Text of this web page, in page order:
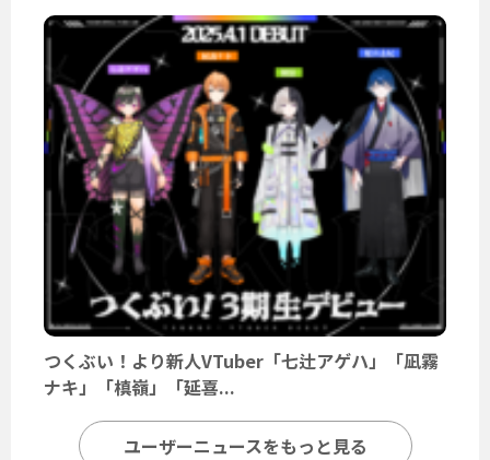
つくぶい！より新人VTuber「七辻アゲハ」「凪霧
ナキ」「槙嶺」「延喜...
ユーザーニュースをもっと見る